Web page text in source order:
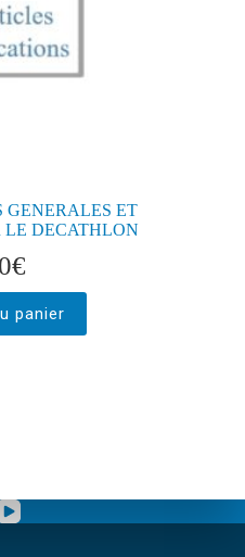
GENERALES ET
LE DECATHLON
€
panier